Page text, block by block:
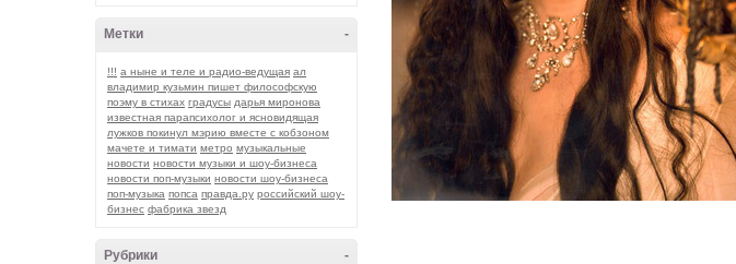
-
Метки
!!! а ныне и теле и радио-ведущая ал
владимир кузьмин пишет философскую
поэму в стихах градусы дарья миронова
известная парапсихолог и ясновидящая
лужков покинул мэрию вместе с кобзоном
мачете и тимати метро музыкальные
новости новости музыки и шоу-бизнеса
новости поп-музыки новости шоу-бизнеса
поп-музыка попса правда.ру российский шоу-
бизнес фабрика звезд
-
Рубрики